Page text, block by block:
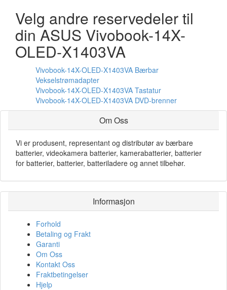
Velg andre reservedeler til
din ASUS Vivobook-14X-
OLED-X1403VA
Vivobook-14X-OLED-X1403VA Bærbar
Vekselstrømadapter
Vivobook-14X-OLED-X1403VA Tastatur
Vivobook-14X-OLED-X1403VA DVD-brenner
Om Oss
Vi er produsent, representant og distributør av bærbare
batterier, videokamera batterier, kamerabatterier, batterier
for batterier, batterier, batteriladere og annet tilbehør.
Informasjon
Forhold
Betaling og Frakt
Garanti
Om Oss
Kontakt Oss
Fraktbetingelser
Hjelp